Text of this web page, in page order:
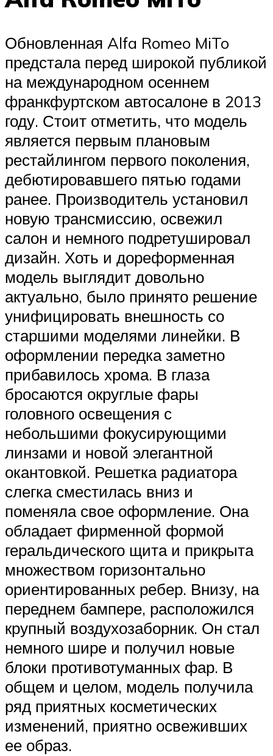
Обновленная Alfa Romeo MiTo
предстала перед широкой публикой
на международном осеннем
франкфуртском автосалоне в 2013
году. Стоит отметить, что модель
является первым плановым
рестайлингом первого поколения,
дебютировавшего пятью годами
ранее. Производитель установил
новую трансмиссию, освежил
салон и немного подретушировал
дизайн. Хоть и дореформенная
модель выглядит довольно
актуально, было принято решение
унифицировать внешность со
старшими моделями линейки. В
оформлении передка заметно
прибавилось хрома. В глаза
бросаются округлые фары
головного освещения с
небольшими фокусирующими
линзами и новой элегантной
окантовкой. Решетка радиатора
слегка сместилась вниз и
поменяла свое оформление. Она
обладает фирменной формой
геральдического щита и прикрыта
множеством горизонтально
ориентированных ребер. Внизу, на
переднем бампере, расположился
крупный воздухозаборник. Он стал
немного шире и получил новые
блоки противотуманных фар. В
общем и целом, модель получила
ряд приятных косметических
изменений, приятно освеживших
ее образ.